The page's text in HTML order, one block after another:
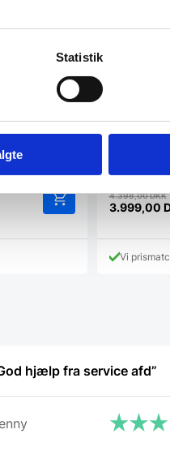
Statistik
Proline
Vintønde i
4.398,00DKK
3.999,00
aktuelle
pris
er:Vi
hjælp fra service afd”